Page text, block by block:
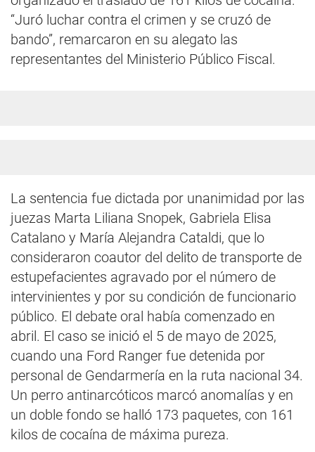
“Juró luchar contra el crimen y se cruzó de
bando”, remarcaron en su alegato las
representantes del Ministerio Público Fiscal.
La sentencia fue dictada por unanimidad por las
juezas Marta Liliana Snopek, Gabriela Elisa
Catalano y María Alejandra Cataldi, que lo
consideraron coautor del delito de transporte de
estupefacientes agravado por el número de
intervinientes y por su condición de funcionario
público. El debate oral había comenzado en
abril. El caso se inició el 5 de mayo de 2025,
cuando una Ford Ranger fue detenida por
personal de Gendarmería en la ruta nacional 34.
Un perro antinarcóticos marcó anomalías y en
un doble fondo se halló 173 paquetes, con 161
kilos de cocaína de máxima pureza.